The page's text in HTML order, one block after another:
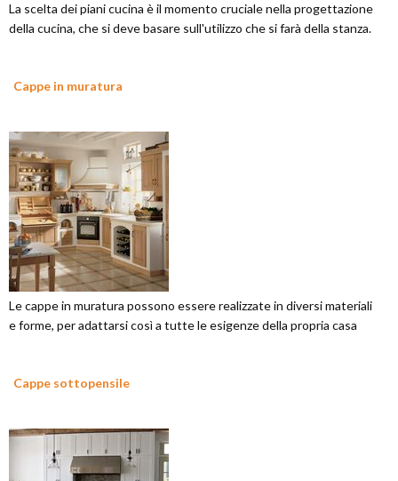
La scelta dei piani cucina è il momento cruciale nella progettazione
della cucina, che si deve basare sull'utilizzo che si farà della stanza.
Cappe in muratura
Le cappe in muratura possono essere realizzate in diversi materiali
e forme, per adattarsi così a tutte le esigenze della propria casa
Cappe sottopensile